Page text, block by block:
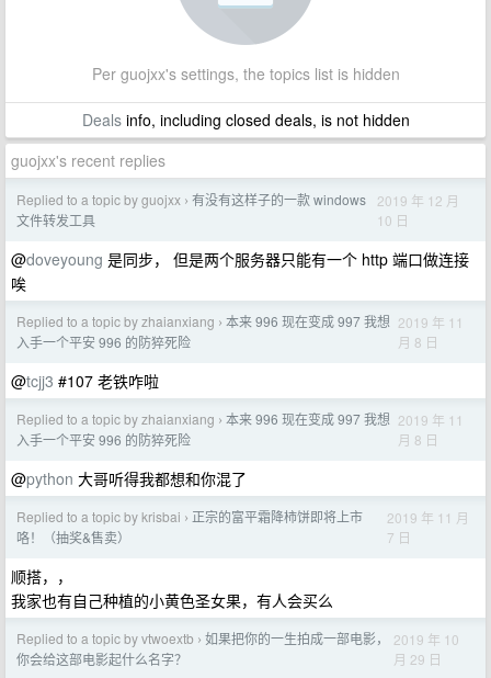
Per guojxx's settings, the topics list is hidden
Dealsinfo, including closed deals, is not hidden
guojxx's recent replies
Replied to a topic by guojxx › 有没有这样子的一款 windows
文件转发工具
2019 年 12 月
10 日
@doveyoung 是同步， 但是两个服务器只能有一个 http 端口做连接
唉
Replied to a topic by zhaianxiang › 本来 996 现在变成 997 我想
入手一个平安 996 的防猝死险
2019 年 11
月 8 日
@tcjj3 #107 老铁咋啦
Replied to a topic by zhaianxiang › 本来 996 现在变成 997 我想
入手一个平安 996 的防猝死险
2019 年 11
月 8 日
@python 大哥听得我都想和你混了
Replied to a topic by krisbai › 正宗的富平霜降柿饼即将上市
咯！（抽奖&售卖）
2019 年 11 月
7 日
顺搭，，
我家也有自己种植的小黄色圣女果，有人会买么
Replied to a topic by vtwoextb › 如果把你的一生拍成一部电影，
你会给这部电影起什么名字？
2019 年 10
月 29 日